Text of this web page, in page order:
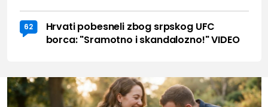
62
Hrvati pobesneli zbog srpskog UFC
borca: "Sramotno i skandalozno!" VIDEO